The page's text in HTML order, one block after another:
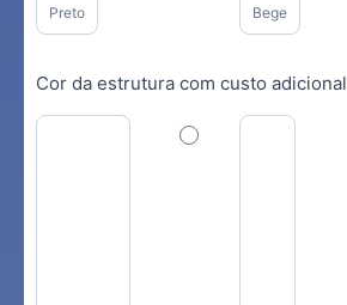
Preto Bege
Cor da estrutura com custo adicional